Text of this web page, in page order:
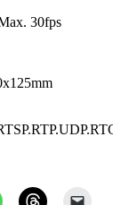
30fps